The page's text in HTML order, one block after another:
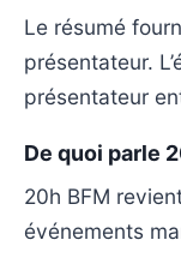
Le résumé
présentateur.
présentateur
De quoi parle
20h BFM
événements